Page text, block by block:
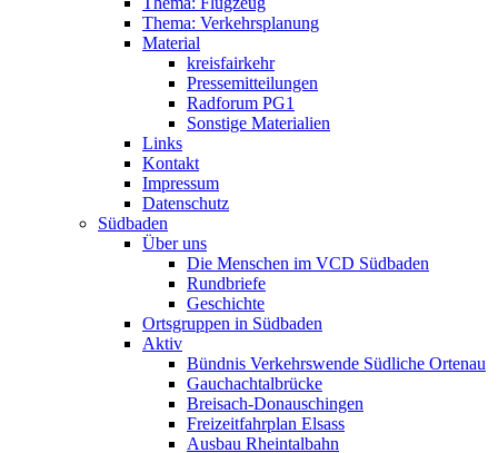
Thema: Verkehrsplanung
Material
kreisfairkehr
Pressemitteilungen
Radforum PG1
Sonstige Materialien
Links
Kontakt
Impressum
Datenschutz
Südbaden
Über uns
Die Menschen im VCD Südbaden
Rundbriefe
Geschichte
Ortsgruppen in Südbaden
Aktiv
Bündnis Verkehrswende Südliche Ortenau
Gauchachtalbrücke
Breisach-Donauschingen
Freizeitfahrplan Elsass
Ausbau Rheintalbahn